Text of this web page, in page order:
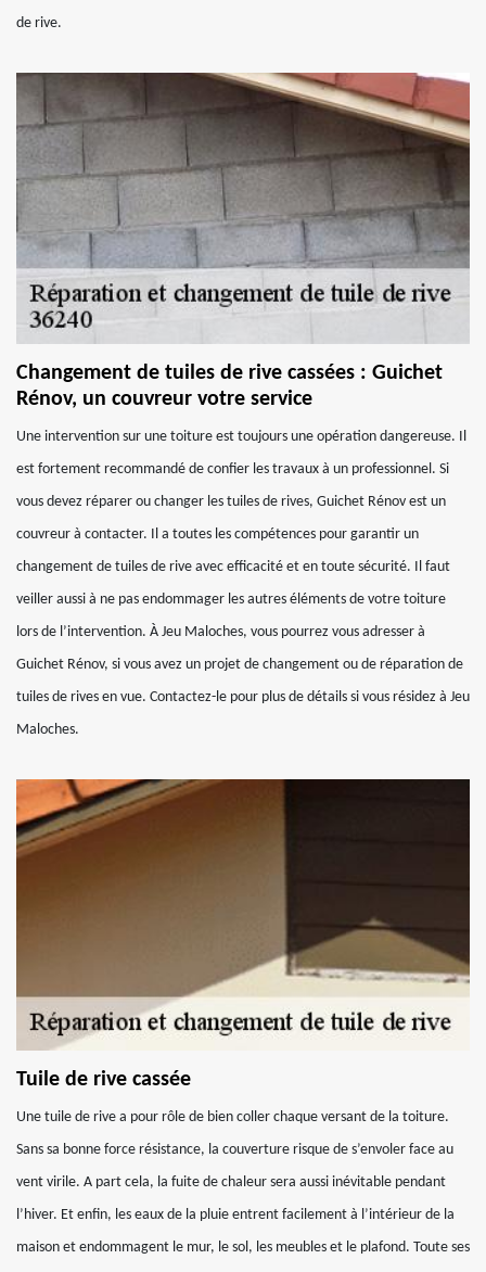
de rive.
Changement de tuiles de rive cassées : Guichet
Rénov, un couvreur votre service
Une intervention sur une toiture est toujours une opération dangereuse. Il
est fortement recommandé de confier les travaux à un professionnel. Si
vous devez réparer ou changer les tuiles de rives, Guichet Rénov est un
couvreur à contacter. Il a toutes les compétences pour garantir un
changement de tuiles de rive avec efficacité et en toute sécurité. Il faut
veiller aussi à ne pas endommager les autres éléments de votre toiture
lors de l’intervention. À Jeu Maloches, vous pourrez vous adresser à
Guichet Rénov, si vous avez un projet de changement ou de réparation de
tuiles de rives en vue. Contactez-le pour plus de détails si vous résidez à Jeu
Maloches.
Tuile de rive cassée
Une tuile de rive a pour rôle de bien coller chaque versant de la toiture.
Sans sa bonne force résistance, la couverture risque de s’envoler face au
vent virile. A part cela, la fuite de chaleur sera aussi inévitable pendant
l’hiver. Et enfin, les eaux de la pluie entrent facilement à l’intérieur de la
maison et endommagent le mur, le sol, les meubles et le plafond. Toute ses